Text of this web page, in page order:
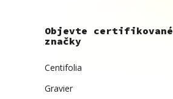
Objevte certifikované
značky
Centifolia
Gravier